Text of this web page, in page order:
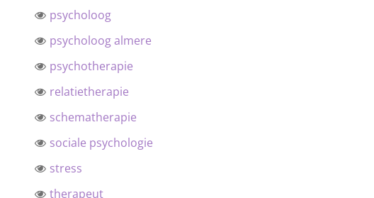
psycholoog
psycholoog almere
psychotherapie
relatietherapie
schematherapie
sociale psychologie
stress
therapeut